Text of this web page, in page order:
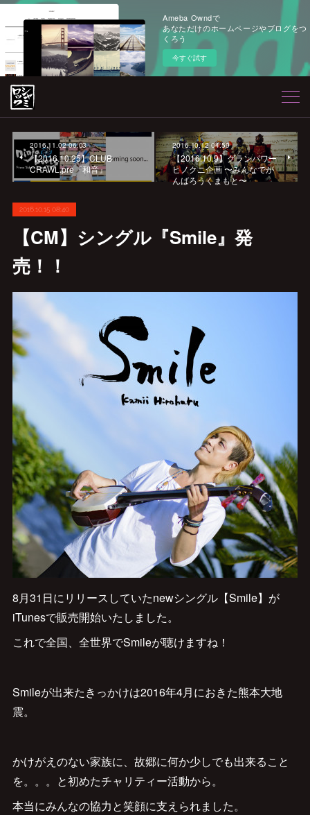
Ameba Owndで
あなただけのホームページやブログをつ
くろう
今すぐ試す
2016.11.02 06:03
【2016.10.25】CLUB
CRAWL.pre『和音』
2016.10.12 04:59
【2016.10.9】グランパワー
ヒノクニ企画 〜みんなでが
んばろうくまもと〜
2016.10.15 08:40
【CM】シングル『Smile』発
売！！
8月31日にリリースしていたnewシングル【Smile】が
iTunesで販売開始いたしました。
これで全国、全世界でSmileが聴けますね！
Smileが出来たきっかけは2016年4月におきた熊本大地
震。
かけがえのない家族に、故郷に何か少しでも出来ること
を。。。と初めたチャリティー活動から。
本当にみんなの協力と笑顔に支えられました。